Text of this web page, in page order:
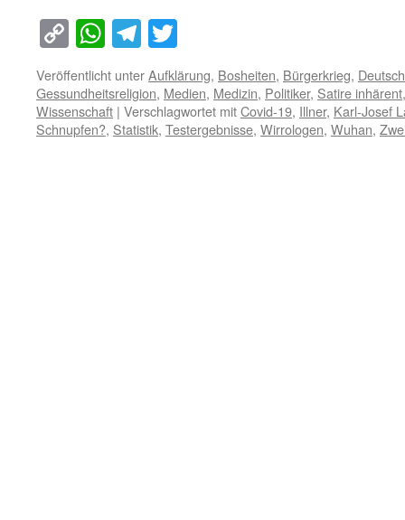
Copy
Link
WhatsApp
Telegram
Veröffentlicht unterAufklärung, Bosheiten, Bürgerkrieg,
Gessundheitsreligion, Medien, Medizin, Politiker, Satire inhärent
Wissenschaft | Verschlagwortet mitCovid-19, Illner, Karl-Josef
Schnupfen?, Statistik, Testergebnisse, Wirrologen, Wuhan,